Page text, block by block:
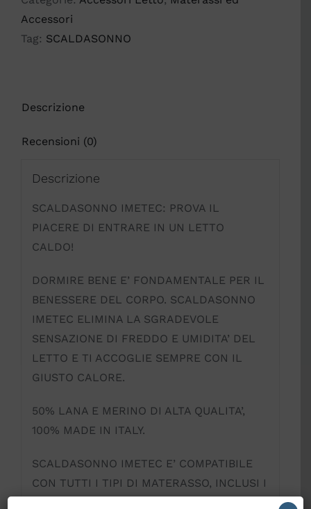
Accessori
Tag: SCALDASONNO
Descrizione
Recensioni (0)
Descrizione
SCALDASONNO IMETEC: PROVA IL
PIACERE DI ENTRARE IN UN LETTO
CALDO!
DORMIRE BENE E’ FONDAMENTALE PER IL
BENESSERE DEL CORPO. SCALDASONNO
IMETEC ELIMINA LA SGRADEVOLE
SENSAZIONE DI FREDDO E UMIDITA’ DEL
LETTO E TI ACCOGLIE SEMPRE CON IL
GIUSTO CALORE.
50% LANA E MERINO DI ALTA QUALITA’,
100% MADE IN ITALY.
SCALDASONNO IMETEC E’ COMPATIBILE
CON TUTTI I TIPI DI MATERASSO, INCLUSI I